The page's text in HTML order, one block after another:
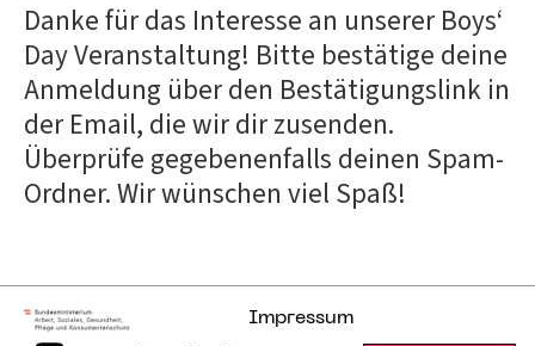
Danke für das Interesse an unserer Boys‘
Day Veranstaltung! Bitte bestätige deine
Anmeldung über den Bestätigungslink in
der Email, die wir dir zusenden.
Überprüfe gegebenenfalls deinen Spam-
Ordner. Wir wünschen viel Spaß!
Impressum